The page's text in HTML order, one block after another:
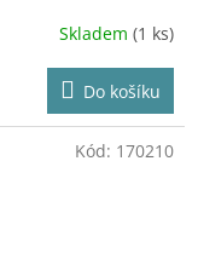
Skladem(1 ks)
Do košíku
Kód: 170210